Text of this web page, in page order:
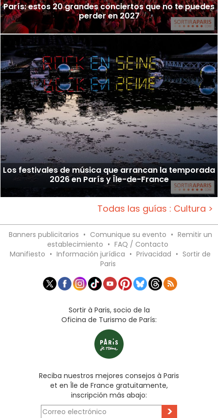
París: estos 20 grandes conciertos que no te puedes
perder en 2027
Los festivales de música que arrancan la temporada
2026 en París y Île-de-France
Todas las guías : Cultura >
Banners publicitarios • Comunique su evento • Remitir un
establecimiento • FAQ / Contacto
Manifiesto • Información jurídica • Privacidad • Sortir de
Paris
Sortir à Paris, socio de la
Oficina de Turismo de París:
Reciba nuestros mejores consejos à Paris
et en Île de France gratuitamente,
inscripción más abajo:
>